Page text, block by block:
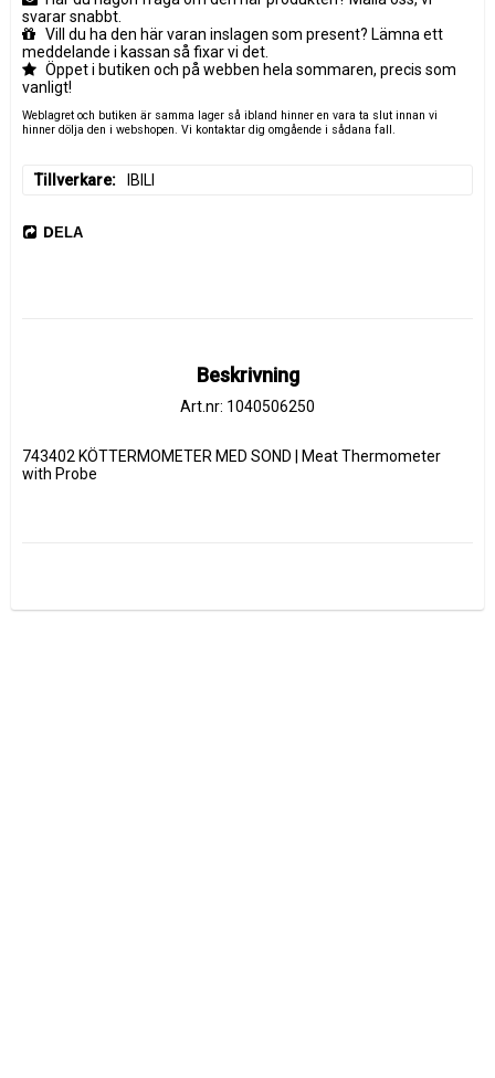
svarar snabbt.
Vill du ha den här varan inslagen som present? Lämna ett
meddelande i kassan så fixar vi det.
Öppet i butiken och på webben hela sommaren, precis som
vanligt!
Weblagret och butiken är samma lager så ibland hinner en vara ta slut innan vi
hinner dölja den i webshopen. Vi kontaktar dig omgående i sådana fall.
Tillverkare IBILI
DELA
Beskrivning
Art.nr: 1040506250
743402 KÖTTERMOMETER MED SOND | Meat Thermometer
with Probe